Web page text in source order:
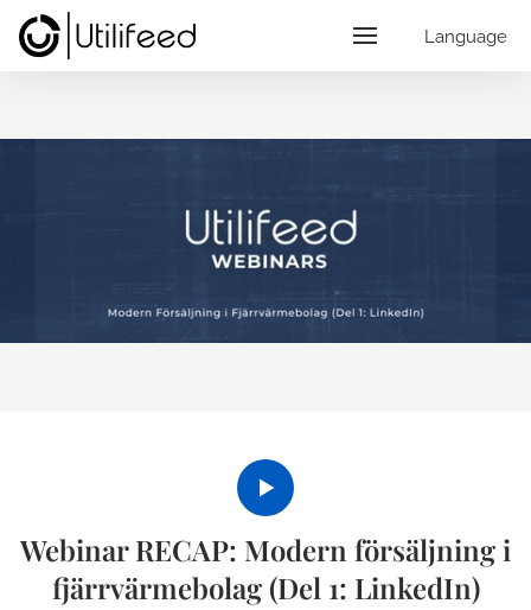
Language
Webinar RECAP: Modern försäljning i
fjärrvärmebolag (Del 1: LinkedIn)